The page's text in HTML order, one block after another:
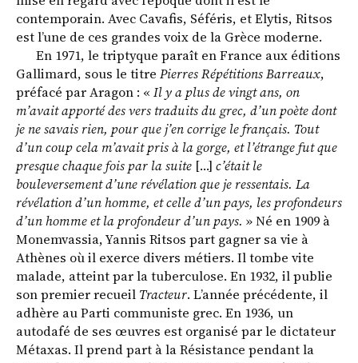
contemporain. Avec Cavafis, Séféris, et Elytis, Ritsos
est l’une de ces grandes voix de la Grèce moderne.
En 1971, le triptyque paraît en France aux éditions
Gallimard, sous le titre Pierres Répétitions Barreaux,
préfacé par Aragon : « Il y a plus de vingt ans, on
m’avait apporté des vers traduits du grec, d’un poète dont
je ne savais rien, pour que j’en corrige le français. Tout
d’un coup cela m’avait pris à la gorge, et l’étrange fut que
presque chaque fois par la suite […] c’était le
bouleversement d’une révélation que je ressentais. La
révélation d’un homme, et celle d’un pays, les profondeurs
d’un homme et la profondeur d’un pays. » Né en 1909 à
Monemvassia, Yannis Ritsos part gagner sa vie à
Athènes où il exerce divers métiers. Il tombe vite
malade, atteint par la tuberculose. En 1932, il publie
son premier recueil Tracteur. L’année précédente, il
adhère au Parti communiste grec. En 1936, un
autodafé de ses œuvres est organisé par le dictateur
Métaxas. Il prend part à la Résistance pendant la